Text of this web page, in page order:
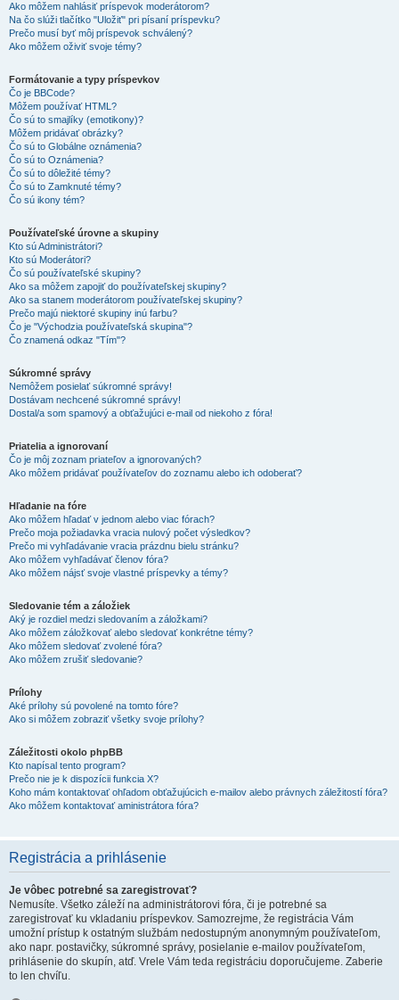
Ako môžem nahlásiť príspevok moderátorom?
Na čo slúži tlačítko "Uložiť" pri písaní príspevku?
Prečo musí byť môj príspevok schválený?
Ako môžem oživiť svoje témy?
Formátovanie a typy príspevkov
Čo je BBCode?
Môžem používať HTML?
Čo sú to smajlíky (emotikony)?
Môžem pridávať obrázky?
Čo sú to Globálne oznámenia?
Čo sú to Oznámenia?
Čo sú to dôležité témy?
Čo sú to Zamknuté témy?
Čo sú ikony tém?
Používateľské úrovne a skupiny
Kto sú Administrátori?
Kto sú Moderátori?
Čo sú používateľské skupiny?
Ako sa môžem zapojiť do používateľskej skupiny?
Ako sa stanem moderátorom používateľskej skupiny?
Prečo majú niektoré skupiny inú farbu?
Čo je "Východzia používateľská skupina"?
Čo znamená odkaz "Tím"?
Súkromné správy
Nemôžem posielať súkromné správy!
Dostávam nechcené súkromné správy!
Dostal/a som spamový a obťažujúci e-mail od niekoho z fóra!
Priatelia a ignorovaní
Čo je môj zoznam priateľov a ignorovaných?
Ako môžem pridávať používateľov do zoznamu alebo ich odoberať?
Hľadanie na fóre
Ako môžem hľadať v jednom alebo viac fórach?
Prečo moja požiadavka vracia nulový počet výsledkov?
Prečo mi vyhľadávanie vracia prázdnu bielu stránku?
Ako môžem vyhľadávať členov fóra?
Ako môžem nájsť svoje vlastné príspevky a témy?
Sledovanie tém a záložiek
Aký je rozdiel medzi sledovaním a záložkami?
Ako môžem záložkovať alebo sledovať konkrétne témy?
Ako môžem sledovať zvolené fóra?
Ako môžem zrušiť sledovanie?
Prílohy
Aké prílohy sú povolené na tomto fóre?
Ako si môžem zobraziť všetky svoje prílohy?
Záležitosti okolo phpBB
Kto napísal tento program?
Prečo nie je k dispozícii funkcia X?
Koho mám kontaktovať ohľadom obťažujúcich e-mailov alebo právnych záležitostí fóra?
Ako môžem kontaktovať aministrátora fóra?
Registrácia a prihlásenie
Je vôbec potrebné sa zaregistrovať?
Nemusíte. Všetko záleží na administrátorovi fóra, či je potrebné sa
zaregistrovať ku vkladaniu príspevkov. Samozrejme, že registrácia Vám
umožní prístup k ostatným službám nedostupným anonymným používateľom,
ako napr. postavičky, súkromné správy, posielanie e-mailov používateľom,
prihlásenie do skupín, atď. Vrele Vám teda registráciu doporučujeme. Zaberie
to len chvíľu.